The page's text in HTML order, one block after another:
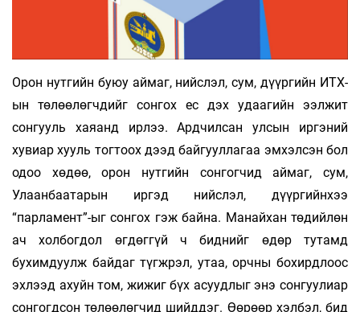
Орон нутгийн буюу аймаг, нийслэл, сум, дүүргийн ИТХ-
ын төлөөлөгчдийг сонгох ес дэх удаагийн ээлжит
сонгууль хаяанд ирлээ. Ардчилсан улсын иргэний
хувиар хууль тогтоох дээд байгууллагаа эмхэлсэн бол
одоо хөдөө, орон нутгийн сонгогчид аймаг, сум,
Улаанбаатарын иргэд нийслэл, дүүргийнхээ
“парламент”-ыг сонгох гэж байна. Манайхан төдийлөн
ач холбогдол өгдөггүй ч биднийг өдөр тутамд
бухимдуулж байдаг түгжрэл, утаа, орчны бохирдлоос
эхлээд ахуйн том, жижиг бүх асуудлыг энэ сонгуулиар
сонгогдсон төлөөлөгчид шийддэг. Өөрөөр хэлбэл, бид